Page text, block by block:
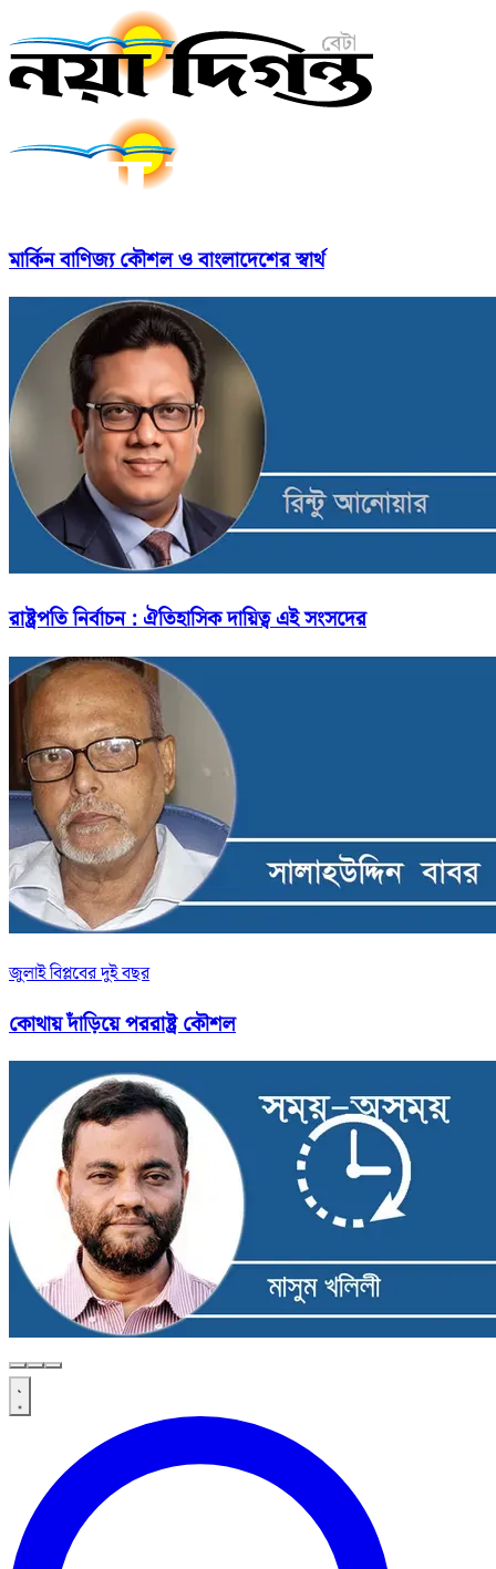
মার্কিন বাণিজ্য কৌশল ও বাংলাদেশের স্বার্থ
রাষ্ট্রপতি নির্বাচন : ঐতিহাসিক দায়িত্ব এই সংসদের
জুলাই বিপ্লবের দুই বছর
কোথায় দাঁড়িয়ে পররাষ্ট্র কৌশল